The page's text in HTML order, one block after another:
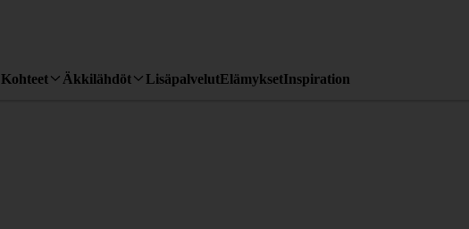
Kohteet Äkkilähdöt LisäpalvelutElämyksetInspiration